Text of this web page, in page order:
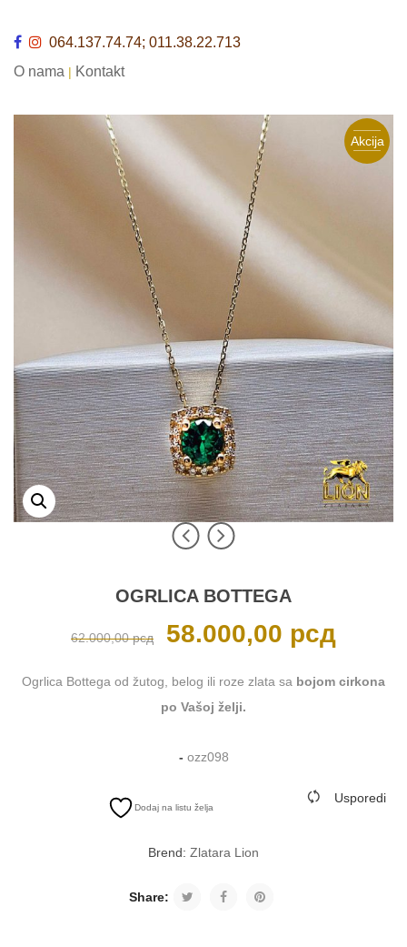
064.137.74.74; 011.38.22.713
O nama | Kontakt
Akcija
OGRLICA BOTTEGA
62.000,00рсд
Originalna
cena
62.000,00 рсд.
58.000,00 рсдcena
je:
Ogrlica Bottega od žutog, belog ili roze zlata sa bojom cirkona
po Vašoj želji.
- ozz098
Dodaj na listu želja
Usporedi
Brend: Zlatara Lion
Share: